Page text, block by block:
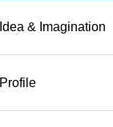
Idea & Imagination
Profile